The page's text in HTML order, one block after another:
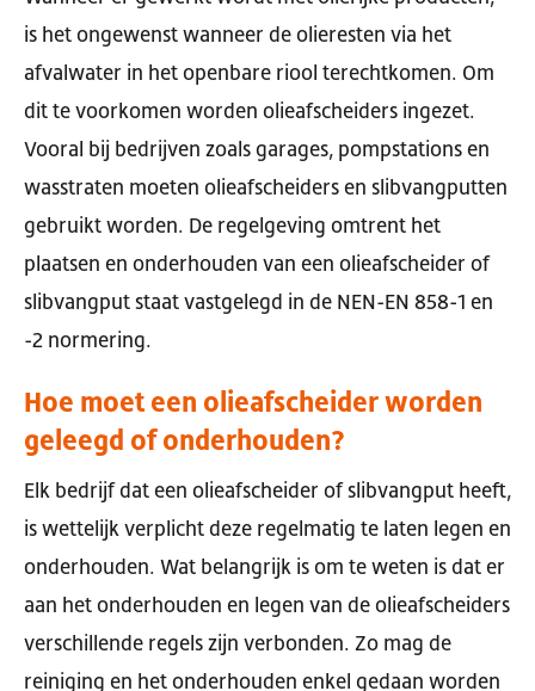
is het ongewenst wanneer de olieresten via het
afvalwater in het openbare riool terechtkomen. Om
dit te voorkomen worden olieafscheiders ingezet.
Vooral bij bedrijven zoals garages, pompstations en
wasstraten moeten olieafscheiders en slibvangputten
gebruikt worden. De regelgeving omtrent het
plaatsen en onderhouden van een olieafscheider of
slibvangput staat vastgelegd in de NEN-EN 858-1 en
-2 normering.
Hoe moet een olieafscheider worden
geleegd of onderhouden?
Elk bedrijf dat een olieafscheider of slibvangput heeft,
is wettelijk verplicht deze regelmatig te laten legen en
onderhouden. Wat belangrijk is om te weten is dat er
aan het onderhouden en legen van de olieafscheiders
verschillende regels zijn verbonden. Zo mag de
reiniging en het onderhouden enkel gedaan worden